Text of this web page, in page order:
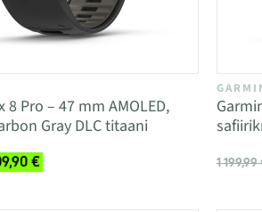
8 Pro – 47 mm AMOLED,
Gray DLC titaani
€ 1 199,99